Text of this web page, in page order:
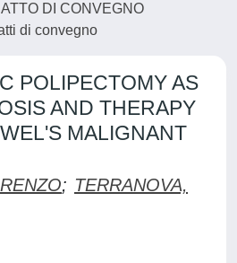
DI CONVEGNO
di convegno
POLIPECTOMY AS
AND THERAPY
MALIGNANT
; TERRANOVA,